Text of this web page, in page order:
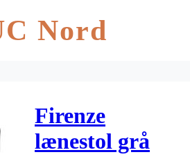
Nord
Firenze
lænestol grå